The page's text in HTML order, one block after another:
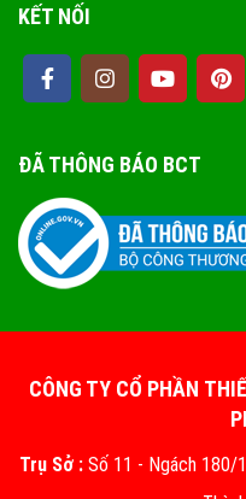
KẾT NỐI
ĐÃ THÔNG BÁO BCT
CÔNG TY CỔ PHẦN
Trụ Sở : Số 11 - Ngách 180/